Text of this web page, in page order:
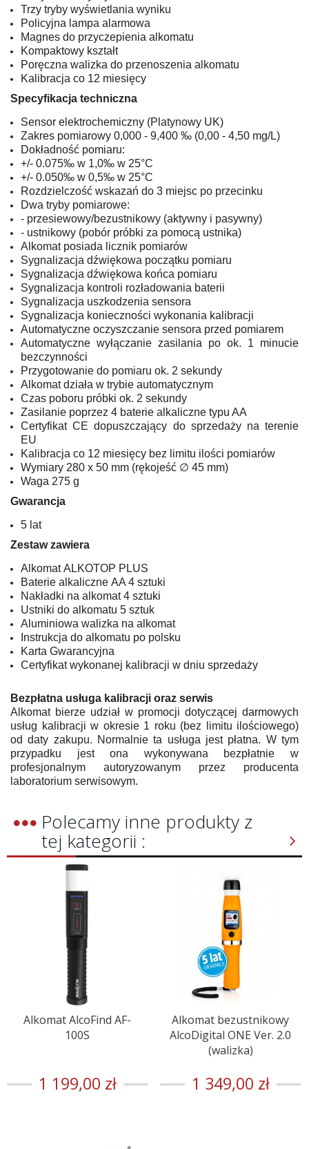
Trzy tryby wyświetlania wyniku
Policyjna lampa alarmowa
Magnes do przyczepienia alkomatu
Kompaktowy kształt
Poręczna walizka do przenoszenia alkomatu
Kalibracja co 12 miesięcy
Specyfikacja techniczna
Sensor elektrochemiczny (Platynowy UK)
Zakres pomiarowy 0,000 - 9,400 ‰ (0,00 - 4,50 mg/L)
Dokładność pomiaru:
+/- 0.075‰ w 1,0‰ w 25°C
+/- 0.050‰ w 0,5‰ w 25°C
Rozdzielczość wskazań do 3 miejsc po przecinku
Dwa tryby pomiarowe:
- przesiewowy/bezustnikowy (aktywny i pasywny)
- ustnikowy (pobór próbki za pomocą ustnika)
Alkomat posiada licznik pomiarów
Sygnalizacja dźwiękowa początku pomiaru
Sygnalizacja dźwiękowa końca pomiaru
Sygnalizacja kontroli rozładowania baterii
Sygnalizacja uszkodzenia sensora
Sygnalizacja konieczności wykonania kalibracji
Automatyczne oczyszczanie sensora przed pomiarem
Automatyczne wyłączanie zasilania po ok. 1 minucie
bezczynności
Przygotowanie do pomiaru ok. 2 sekundy
Alkomat działa w trybie automatycznym
Czas poboru próbki ok. 2 sekundy
Zasilanie poprzez 4 baterie alkaliczne typu AA
Certyfikat CE dopuszczający do sprzedaży na terenie
EU
Kalibracja co 12 miesięcy bez limitu ilości pomiarów
Wymiary 280 x 50 mm (rękojeść ∅ 45 mm)
Waga 275 g
Gwarancja
5 lat
Zestaw zawiera
Alkomat ALKOTOP PLUS
Baterie alkaliczne AA 4 sztuki
Nakładki na alkomat 4 sztuki
Ustniki do alkomatu 5 sztuk
Aluminiowa walizka na alkomat
Instrukcja do alkomatu po polsku
Karta Gwarancyjna
Certyfikat wykonanej kalibracji w dniu sprzedaży
Bezpłatna usługa kalibracji oraz serwis
Alkomat bierze udział w promocji dotyczącej darmowych
usług kalibracji w okresie 1 roku (bez limitu ilościowego)
od daty zakupu. Normalnie ta usługa jest płatna. W tym
przypadku jest ona wykonywana bezpłatnie w
profesjonalnym autoryzowanym przez producenta
laboratorium serwisowym.
Polecamy inne produkty z
tej kategorii :
Alkomat AlcoFind AF-
100S
1 199,00 zł
Alkomat bezustnikowy
AlcoDigital ONE Ver. 2.0
(walizka)
1 349,00 zł